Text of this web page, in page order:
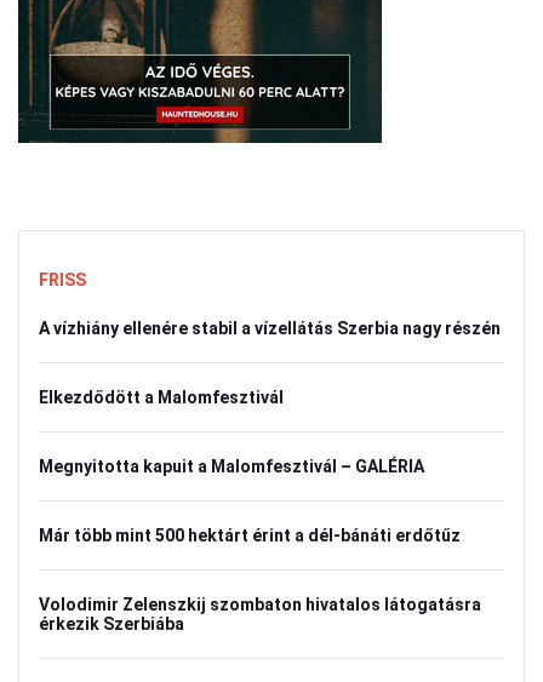
FRISS
A vízhiány ellenére stabil a vízellátás Szerbia nagy részén
Elkezdődött a Malomfesztivál
Megnyitotta kapuit a Malomfesztivál – GALÉRIA
Már több mint 500 hektárt érint a dél-bánáti erdőtűz
Volodimir Zelenszkij szombaton hivatalos látogatásra
érkezik Szerbiába